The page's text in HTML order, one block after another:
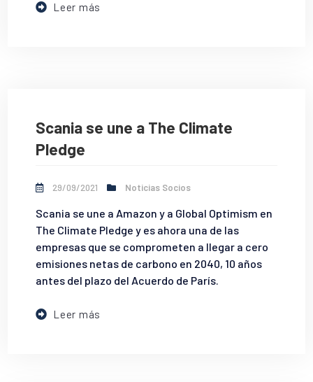
Leer más
Scania se une a The Climate
Pledge
29/09/2021 Noticias Socios
Scania se une a Amazon y a Global Optimism en
The Climate Pledge y es ahora una de las
empresas que se comprometen a llegar a cero
emisiones netas de carbono en 2040, 10 años
antes del plazo del Acuerdo de París.
Leer más